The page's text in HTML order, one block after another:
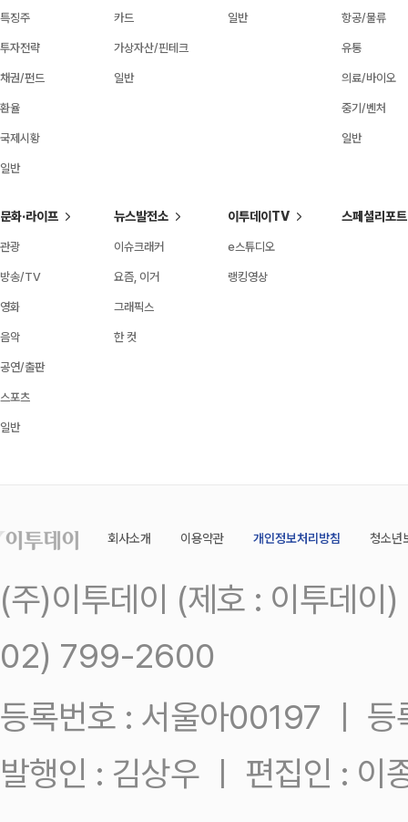
특징주
투자전략
채권/펀드
환율
국제시황
일반
카드
가상자산/핀테크
일반
일반 항공/물류
유통
의료/바이오
중기/벤처
일반
문화·라이프
관광
방송/TV
영화
음악
공연/출판
스포츠
일반
뉴스발전소
이슈크래커
요즘, 이거
그래픽스
한 컷
이투데이TV
e스튜디오
랭킹영상
스페셜리포트
회사소개 이용약관 개인정보처리방침 청소년
(주)이투데이 (제호 : 이투데
02) 799-2600
등록번호 : 서울아00197 ㅣ
발행인 : 김상우 ㅣ 편집인 : 이